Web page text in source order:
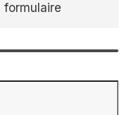
formulaire